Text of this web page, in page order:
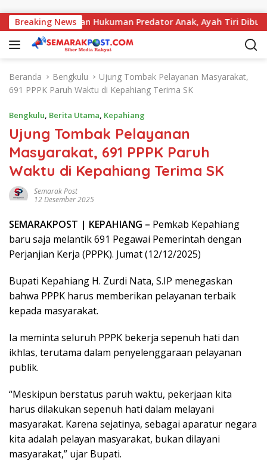
Breaking News
Maksimalkan Hukuman Predator Anak, Ayah Tiri Dibui 18
Beranda Bengkulu
Ujung Tombak Pelayanan Masyarakat,
691 PPPK Paruh Waktu di Kepahiang Terima SK
Bengkulu, Berita Utama, Kepahiang
Ujung Tombak Pelayanan
Masyarakat, 691 PPPK Paruh
Waktu di Kepahiang Terima SK
Semarak Post
12 Desember 2025
SEMARAKPOST | KEPAHIANG – Pemkab Kepahiang
baru saja melantik 691 Pegawai Pemerintah dengan
Perjanjian Kerja (PPPK). Jumat (12/12/2025)
Bupati Kepahiang H. Zurdi Nata, S.IP menegaskan
bahwa PPPK harus memberikan pelayanan terbaik
kepada masyarakat.
Ia meminta seluruh PPPK bekerja sepenuh hati dan
ikhlas, terutama dalam penyelenggaraan pelayanan
publik.
“Meskipun berstatus paruh waktu, pekerjaan kita
harus dilakukan sepenuh hati dalam melayani
masyarakat. Karena sejatinya, sebagai aparatur negara
kita adalah pelayan masyarakat, bukan dilayani
masyarakat,” ujar Bupati.